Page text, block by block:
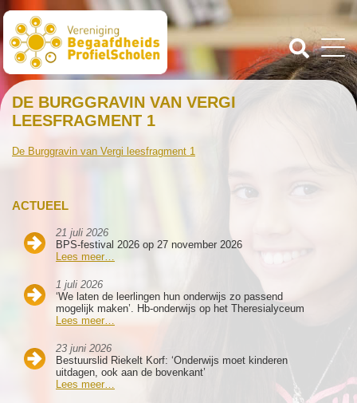
ACTUEEL
21 juli 2026
BPS-festival 2026 op 27 november 2026
Lees meer…
1 juli 2026
‘We laten de leerlingen hun onderwijs zo passend
mogelijk maken’. Hb-onderwijs op het Theresialyceum
Lees meer…
23 juni 2026
Bestuurslid Riekelt Korf: ‘Onderwijs moet kinderen
uitdagen, ook aan de bovenkant’
Lees meer…
DE BURGGRAVIN VAN VERGI
LEESFRAGMENT 1
De Burggravin van Vergi leesfragment 1